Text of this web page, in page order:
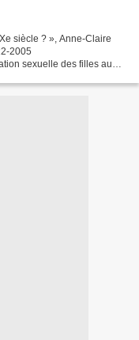
siècle ? », Anne-Claire
2005
sexuelle des filles au